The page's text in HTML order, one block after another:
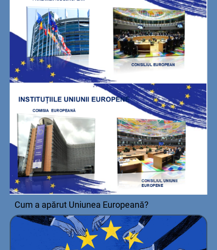
CONSILIUL UNIUNII EUROPENE
Cum a apărut Uniunea Europeană?